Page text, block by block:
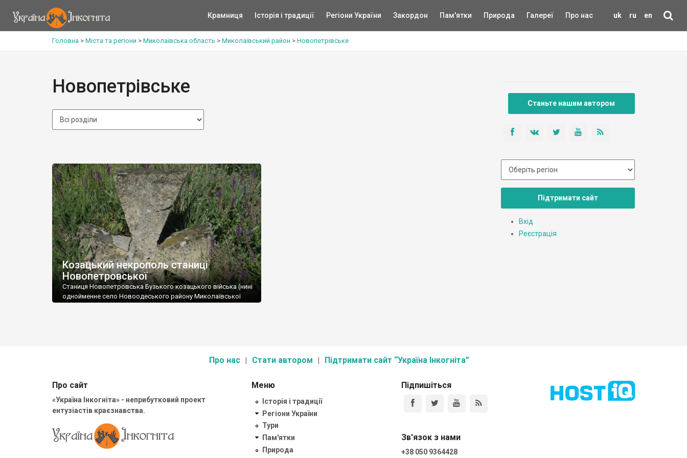
uk ru en
Крамниця Історія і традиції Регіони України Закордон Пам'ятки Природа Галереї Про нас
Головна > Міста та регіони > Миколаївська область > Миколаївський район > Новопетрівське
Новопетрівське
Козацький некрополь станиці
Новопетровської
Станиця Новопетровська Бузького козацького війська (нині
однойменне село Новоодеського району Миколаївської
Станьте нашим автором
Підтримати сайт
Вхід
Реєстрація
Про нас Стати автором Підтримати сайт “Україна Інкогніта”
Про сайт
«Україна Інкогніта» - неприбутковий проект
ентузіастів краєзнавства.
Меню
Історія і традиції
Регіони України
Тури
Пам'ятки
Природа
Підпишіться
Зв'язок з нами
+38 050 9364428